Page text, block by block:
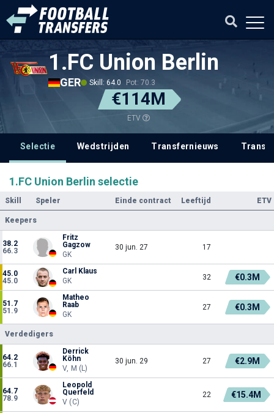
1.FC Union Berlin
GER Skill: 64.0 Pot: 70.3
€114M
ETV
Selectie Wedstrijden Transfernieuws
1.FC Union Berlin selectie
Skill Speler Einde contract Leeftijd ETV
Keepers
38.2
66.3
Fritz
Gagzow
GK
30 jun. 27 17
45.0
45.0
Carl Klaus
GK
32 €0.3M
51.7
51.9
Matheo
Raab
GK
27 €0.3M
Verdedigers
64.2
66.1
Derrick
Köhn
V, M (L)
30 jun. 29 27 €2.9M
64.7
78.9
Leopold
Querfeld
V (C)
22 €15.4M